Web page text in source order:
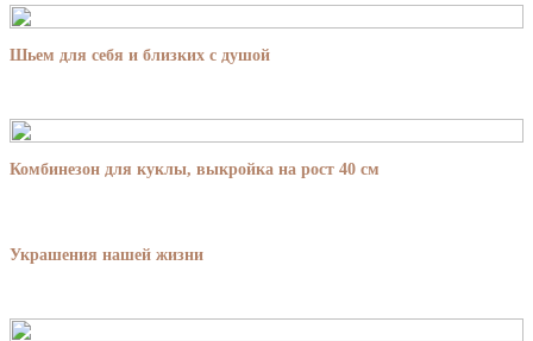
Шьем для себя и близких с душой
Комбинезон для куклы, выкройка на рост 40 см
Украшения нашей жизни